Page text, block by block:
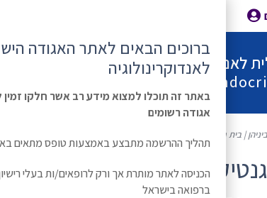
לאנדוקרינולוגיה
Israel
ראשי משולחן
, 27/06/2019 – הרשמה ותכנית הכנס
ומה שביניהן | בית
ברוכים הבאים לאתר האגודה
לאנדוקרינולוגיה
באתר זה תוכלו למצוא מידע רב אשר חלקו זמין
אגודה רשומים
תהליך ההרשמה מתבצע באמצעות טופס מתאים
הכניסה לאתר מותרת אך ורק לרופאים/ות בעלי
ברפואה בישראל